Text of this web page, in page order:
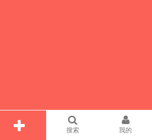
搜索 我的